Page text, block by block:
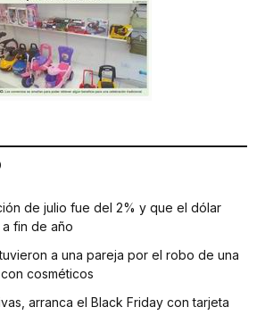
de julio fue del 2% y que el dólar
fin de año
a una pareja por el robo de una
cosméticos
arranca el Black Friday con tarjeta